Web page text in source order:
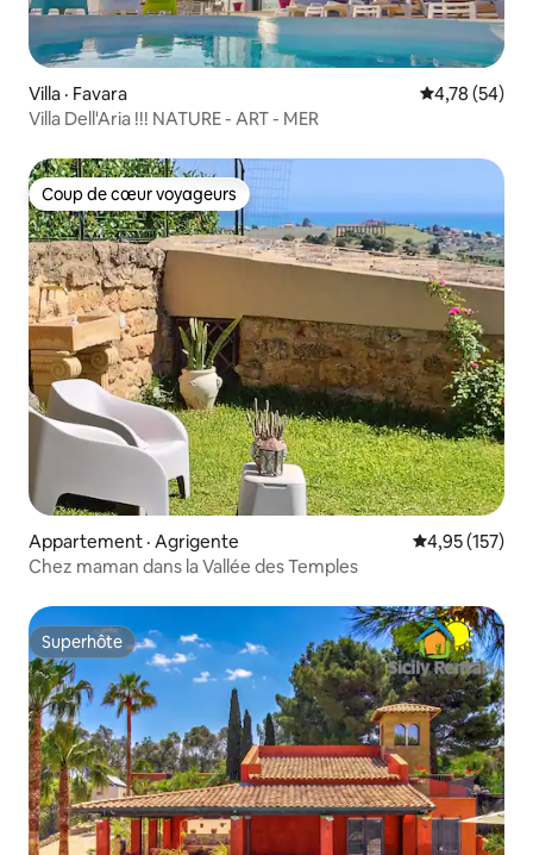
Villa · Favara Note
4,78 (54)
Villa Dell'Aria !!! NATURE - ART - MER
Coup de cœur voyageurs
Coup de cœur voyageurs
Appartement · Agrigente Note
4,95 (157)
Chez maman dans la Vallée des Temples
Superhôte
Superhôte